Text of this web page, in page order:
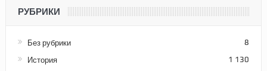
РУБРИКИ
Без рубрики 8
История 1 130